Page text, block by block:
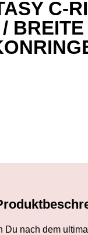
C-
BREITE
Du nach dem